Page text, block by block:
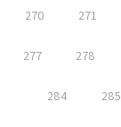
270 271
277 278
284 285